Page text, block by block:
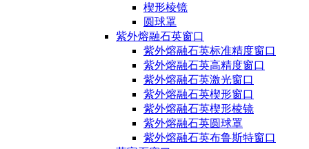
楔形棱镜
圆球罩
紫外熔融石英窗口
紫外熔融石英标准精度窗口
紫外熔融石英高精度窗口
紫外熔融石英激光窗口
紫外熔融石英楔形窗口
紫外熔融石英楔形棱镜
紫外熔融石英圆球罩
紫外熔融石英布鲁斯特窗口